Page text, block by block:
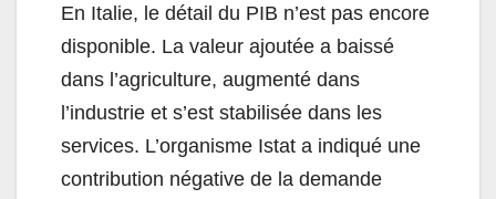
En Italie, le détail du PIB n’est pas encore
disponible. La valeur ajoutée a baissé
dans l’agriculture, augmenté dans
l’industrie et s’est stabilisée dans les
services. L’organisme Istat a indiqué une
contribution négative de la demande